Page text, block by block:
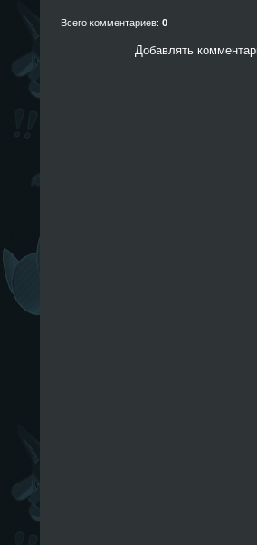
Всего комментариев: 0
Добавлять